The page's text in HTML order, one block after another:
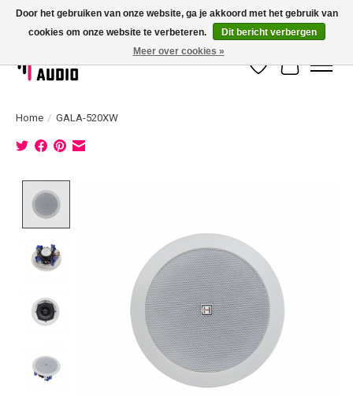
Dé specialist in 100 volt geluidsinstallatie met eigen installatieservice!
Verlanglijst
Home / GALA-520XW
Door het gebruiken van onze website, ga je akkoord met het gebruik van
cookies om onze website te verbeteren.
Dit bericht verbergen
Meer over cookies »